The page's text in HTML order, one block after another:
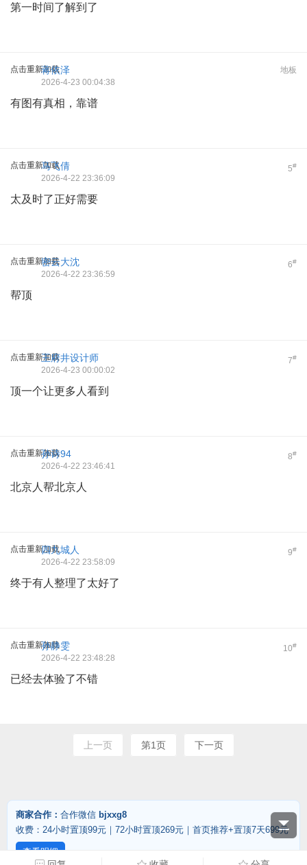
第一时间了解到了
点击重新加载 地板
蒋依泽
2026-4-23 00:04:38
有图有真相，靠谱
点击重新加载 5#
马飞倩
2026-4-22 23:36:09
太及时了正好需要
点击重新加载 6#
密云大沈
2026-4-22 23:36:59
帮顶
点击重新加载 7#
王府井设计师
2026-4-23 00:00:02
顶一个让更多人看到
点击重新加载 8#
孙诗94
2026-4-22 23:46:41
北京人帮北京人
点击重新加载 9#
四九城人
2026-4-22 23:58:09
终于有人整理了太好了
点击重新加载 10#
孙静雯
2026-4-22 23:48:28
已经去体验了不错
上一页 第1页 下一页
商家合作： 合作微信 bjxxg8
收费：24小时置顶99元｜72小时置顶269元｜首页推荐+置顶7天699元
查看明细